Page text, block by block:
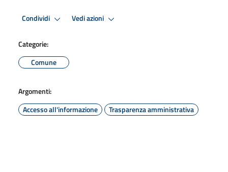
Condividi Vedi azioni
Categorie:
Comune
Argomenti:
Accesso all'informazione
Trasparenza amministrativa